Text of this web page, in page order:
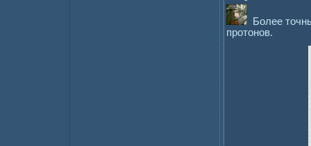
Более
протонов.